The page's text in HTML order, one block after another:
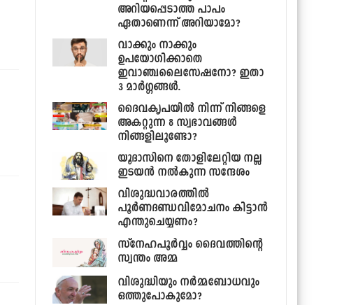
അറിയപ്പെടാത്ത പാപം
ഏതാണെന്ന് അറിയാമോ?
വാക്കും നാക്കും
ഉപയോഗിക്കാതെ
ഇവാഞ്ചലൈസേഷനോ? ഇതാ
3 മാര്‍ഗ്ഗങ്ങള്‍.
ദൈവകൃപയില്‍ നിന്ന് നിങ്ങളെ
അകറ്റുന്ന 8 സ്വഭാവങ്ങള്‍
നിങ്ങളിലൂണ്ടോ?
യൂദാസിനെ തോളിലേറ്റിയ നല്ല
ഇടയന്‍ നല്‍കുന്ന സന്ദേശം
വിശുദ്ധവാരത്തില്‍
പൂര്‍ണദണ്ഡവിമോചനം കിട്ടാന്‍
എന്തുചെയ്യണം?
സ്നേഹപൂര്‍വ്വം ദൈവത്തിന്‍റെ
സ്വന്തം അമ്മ
വിശുദ്ധിയും നര്‍മ്മബോധവും
ഒത്തുപോകുമോ?